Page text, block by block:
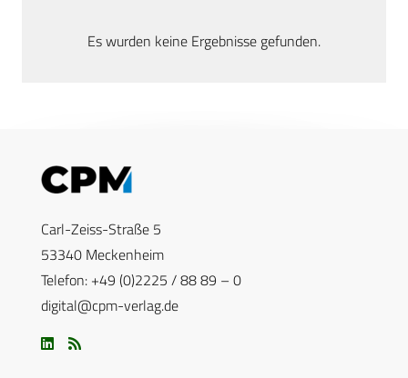
Es wurden keine Ergebnisse gefunden.
Carl-Zeiss-Straße 5
53340 Meckenheim
Telefon: +49 (0)2225 / 88 89 – 0
digital@cpm-verlag.de